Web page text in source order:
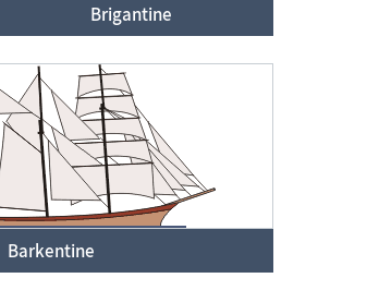
Brigantine
Barkentine